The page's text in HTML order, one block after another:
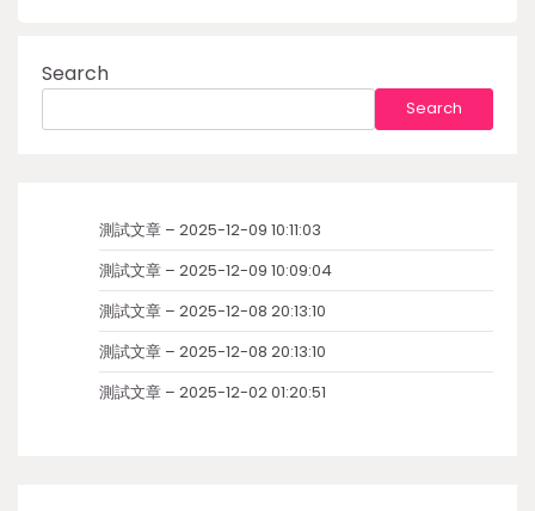
Search
Search
測試文章 – 2025-12-09 10:11:03
測試文章 – 2025-12-09 10:09:04
測試文章 – 2025-12-08 20:13:10
測試文章 – 2025-12-08 20:13:10
測試文章 – 2025-12-02 01:20:51